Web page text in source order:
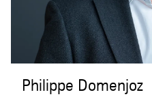
Philippe Domenjoz